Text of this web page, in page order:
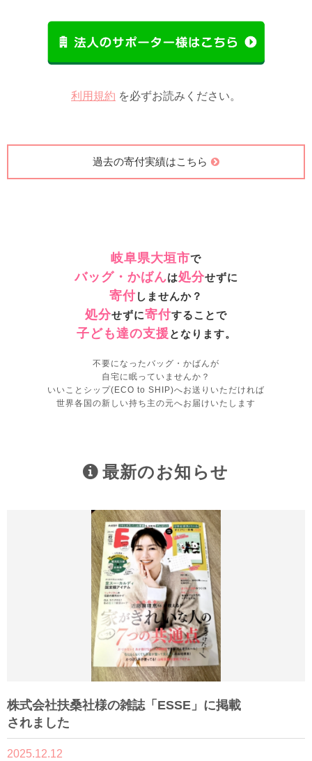
利用規約 を必ずお読みください。
過去の寄付実績はこちら
岐阜県大垣市で
バッグ・かばんは処分せずに
寄付しませんか？
処分せずに寄付することで
子ども達の支援 となります。
不要になったバッグ・かばんが
自宅に眠っていませんか？
いいことシップ(ECO to SHIP)へお送りいただければ
世界各国の新しい持ち主の元へお届けいたします
最新のお知らせ
株式会社扶桑社様の雑誌「ESSE」に掲載
されました
2025.12.12